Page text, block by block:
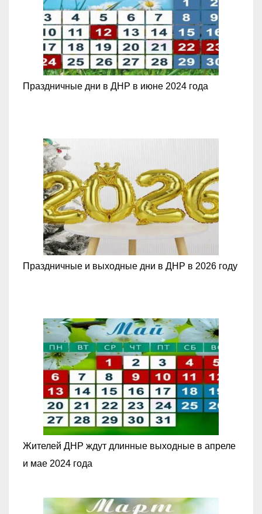
Праздничные дни в ДНР в июне 2024 года
Праздничные и выходные дни в ДНР в 2026 году
Жителей ДНР ждут длинные выходные в апреле
и мае 2024 года